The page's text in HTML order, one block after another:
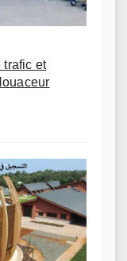
trafic et